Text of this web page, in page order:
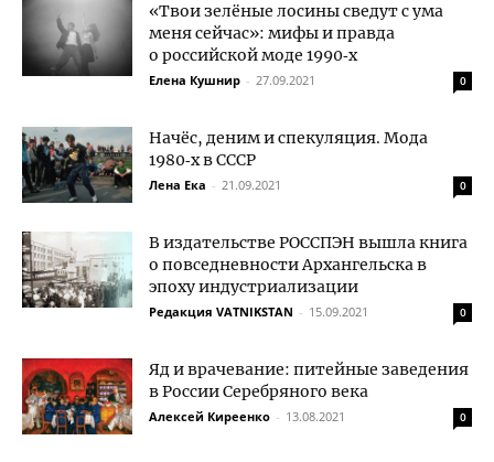
«Твои зелёные лосины сведут с ума
меня сейчас»: мифы и правда
о российской моде 1990‑х
Елена Кушнир - 27.09.2021 0
Начёс, деним и спекуляция. Мода
1980‑х в СССР
Лена Ека - 21.09.2021 0
В издательстве РОССПЭН вышла книга
о повседневности Архангельска в
эпоху индустриализации
Редакция VATNIKSTAN - 15.09.2021 0
Яд и врачевание: питейные заведения
в России Серебряного века
Алексей Киреенко - 13.08.2021 0